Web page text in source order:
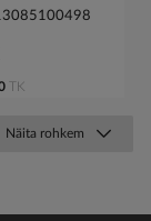
TK
Näita rohkem